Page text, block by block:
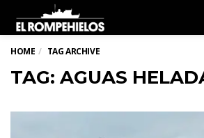
HOME TAG ARCHIVE
TAG: AGUAS